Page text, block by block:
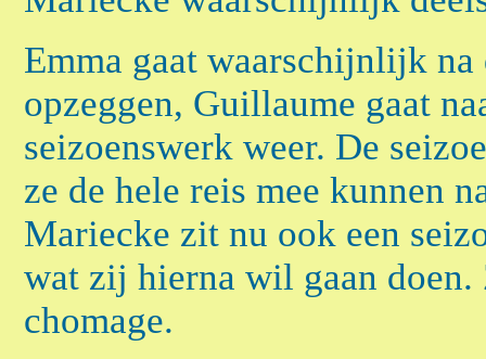
Emma gaat waarschijnlijk
opzeggen, Guillaume gaat
seizoenswerk weer. De
ze de hele reis mee kunnen
Mariecke zit nu ook een
wat zij hierna wil gaan
chomage.